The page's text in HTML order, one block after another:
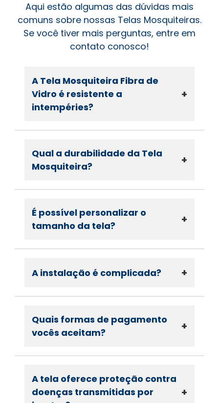
Aqui estão algumas das dúvidas mais
comuns sobre nossas Telas Mosquiteiras.
Se você tiver mais perguntas, entre em
contato conosco!
A Tela Mosquiteira Fibra de
Vidro é resistente a
intempéries?
+
Qual a durabilidade da Tela
Mosquiteira?
+
É possível personalizar o
tamanho da tela?
+
A instalação é complicada? +
Quais formas de pagamento
vocês aceitam?
+
A tela oferece proteção contra
doenças transmitidas por
+